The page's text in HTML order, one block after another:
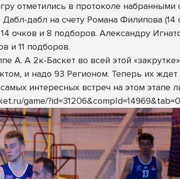
отметились в протоколе
дабл на счету Романа Филипова
очков и 8 подборов. Александру
и 11 подборов.
А. А 2к-Баскет во всей этой
и надо 93 Регионом. Теперь их
интересных встреч на этом этапе
game/?id=31206&compId=14969&tab=0